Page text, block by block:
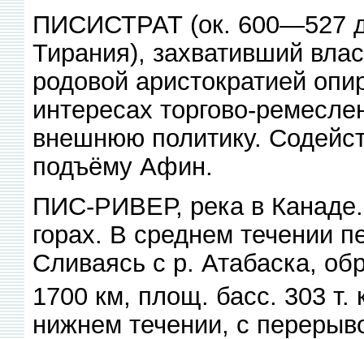
ПИСИСТРАТ (ок. 600—527
Тирания), захвативший
родовой аристократией
интересах торгово-
внешнюю политику.
подъёму Афин.
ПИС-РИВЕР, река в
горах. В среднем течении
Сливаясь с р. Атабаска,
1700 км, площ. басс. 303 т.
нижнем течении, с